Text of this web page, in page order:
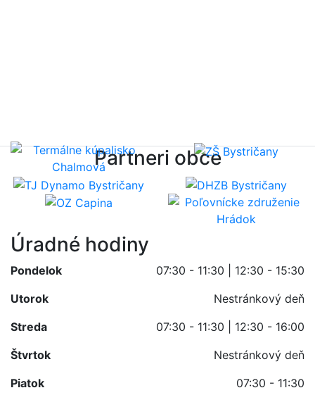
Partneri obce
Úradné hodiny
Pondelok
07:30 - 11:30 | 12:30 - 15:30
Utorok
Nestránkový deň
Streda
07:30 - 11:30 | 12:30 - 16:00
Štvrtok
Nestránkový deň
Piatok
07:30 - 11:30